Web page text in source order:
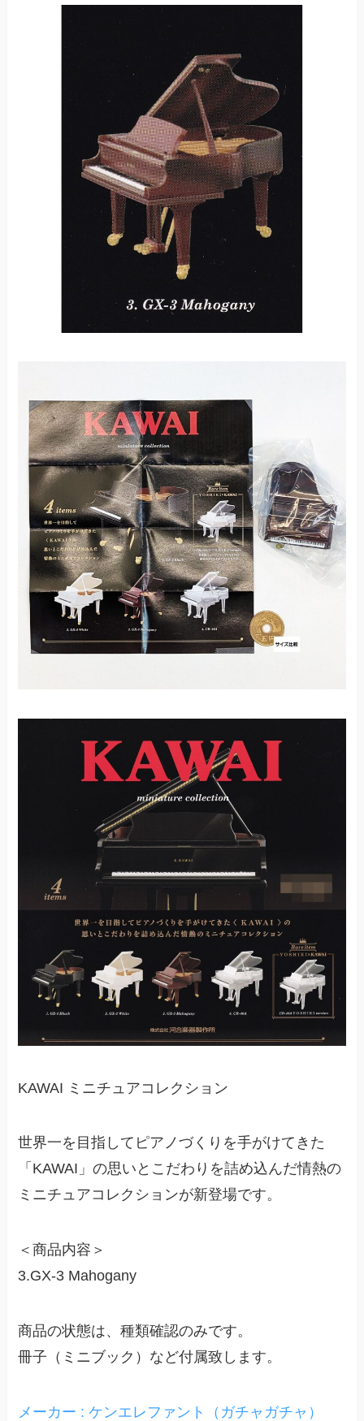
KAWAI ミニチュアコレクション
世界一を目指してピアノづくりを手がけてきた
「KAWAI」の思いとこだわりを詰め込んだ情熱の
ミニチュアコレクションが新登場です。
＜商品内容＞
3.GX-3 Mahogany
商品の状態は、種類確認のみです。
冊子（ミニブック）など付属致します。
メーカー : ケンエレファント（ガチャガチャ）